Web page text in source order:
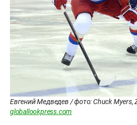
Евгений Медведев / фото: Chuck Myers,
globallookpress.com